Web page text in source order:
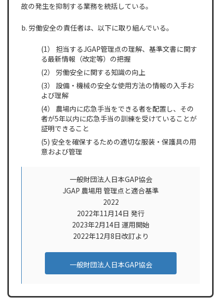
故の発生を抑制する業務を統括している。
b. 労働安全の責任者は、以下に取り組んでいる。
(1） 担当するJGAP管理点の理解、基準文書に関す
る最新情報（改定等）の把握
(2） 労働安全に関する知識の向上
(3） 設備・機械の安全な使用方法の情報の入手お
よび理解
(4） 農場内に応急手当をできる者を配置し、その
者が5年以内に応急手当の訓練を受けていることが
証明できること
(5) 安全を確保するための適切な服装・保護具の用
意および管理
一般財団法人日本GAP協会
JGAP 農場用 管理点と適合基準
2022
2022年11月14日 発行
2023年2月14日 運用開始
2022年12月8日改訂より
一般財団法人日本GAP協会